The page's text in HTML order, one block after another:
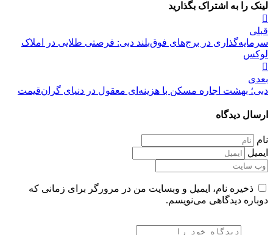
لینک را به اشتراک بگذارید
راهبری
نوشته
قبلی
سرمایه‌گذاری در برج‌های فوق‌بلند دبی: فرصتی طلایی در املاک
لوکس
بعدی
دبی؛ بهشت اجاره مسکن با هزینه‌ای معقول در دنیای گران‌قیمت
ارسال دیدگاه
نام
ایمیل
ذخیره نام، ایمیل و وبسایت من در مرورگر برای زمانی که
دوباره دیدگاهی می‌نویسم.